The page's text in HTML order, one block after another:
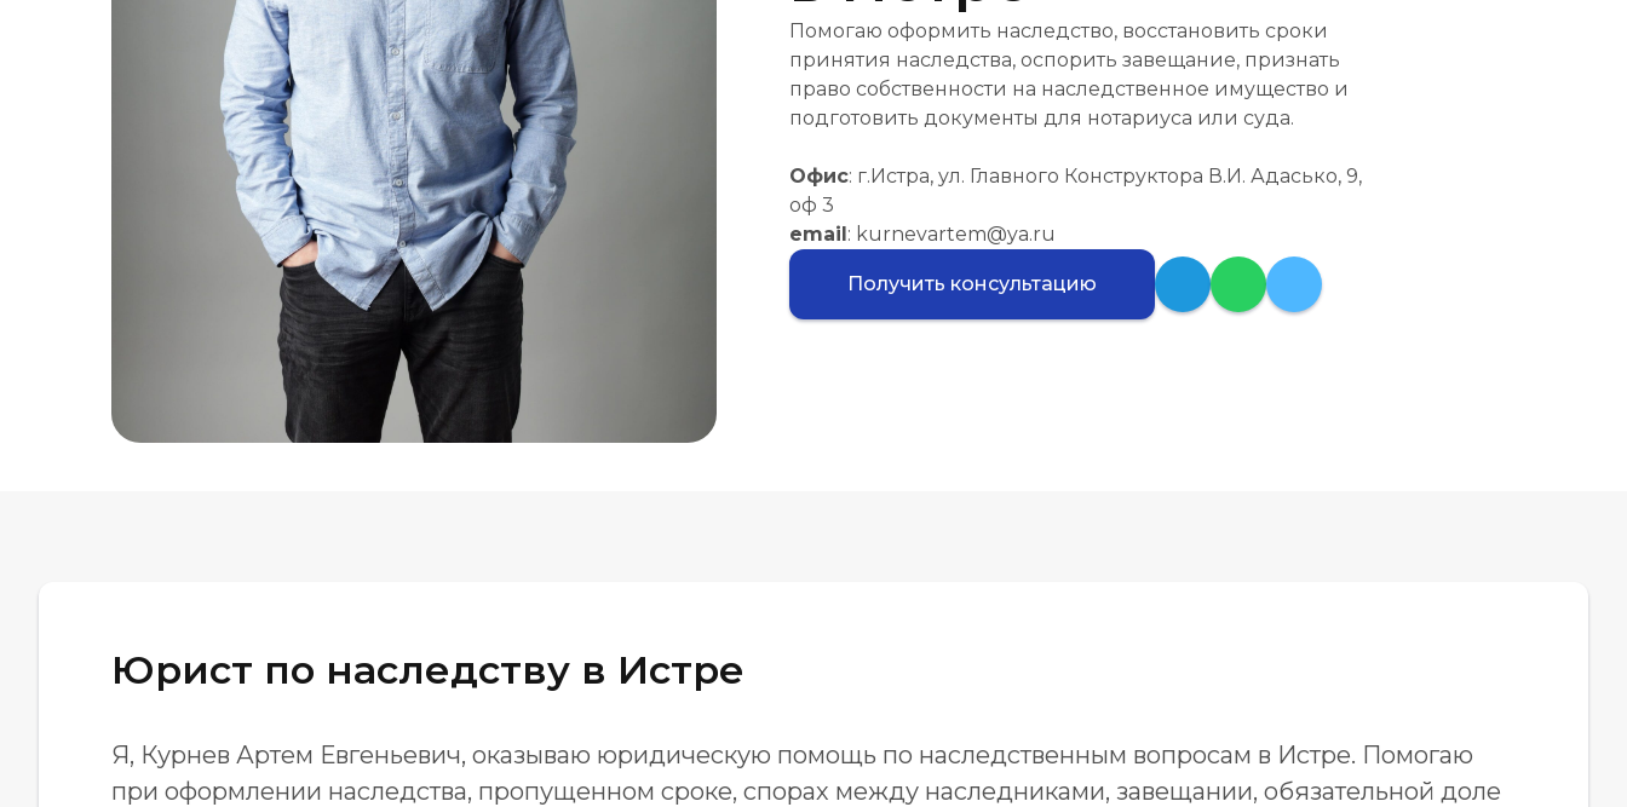
Помогаю оформить наследство, восстановить сроки
принятия наследства, оспорить завещание, признать
право собственности на наследственное имущество и
подготовить документы для нотариуса или суда.
Офис: г.Истра, ул. Главного Конструктора В.И. Адасько, 9,
оф 3
email: kurnevartem@ya.ru
Получить консультацию
Юрист по наследству в Истре
Я, Курнев Артем Евгеньевич, оказываю юридическую помощь по наследственным вопросам в Истре. Помогаю
при оформлении наследства, пропущенном сроке, спорах между наследниками, завещании, обязательной доле